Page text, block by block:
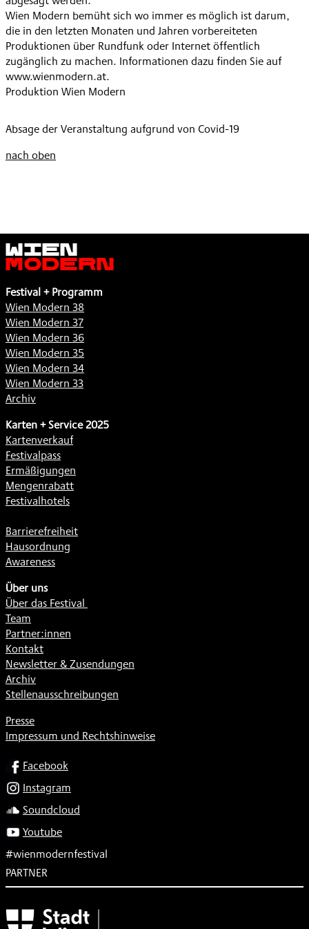
Wien Modern bemüht sich wo immer es möglich ist darum,
die in den letzten Monaten und Jahren vorbereiteten
Produktionen über Rundfunk oder Internet öffentlich
zugänglich zu machen. Informationen dazu finden Sie auf
www.wienmodern.at.
Produktion Wien Modern
Absage der Veranstaltung aufgrund von Covid-19
nach oben
Wien
Modern
Festival + Programm
Wien Modern 38
Wien Modern 37
Wien Modern 36
Wien Modern 35
Wien Modern 34
Wien Modern 33
Archiv
Karten + Service 2025
Kartenverkauf
Festivalpass
Ermäßigungen
Mengenrabatt
Festivalhotels
Barrierefreiheit
Hausordnung
Awareness
Über uns
Über das Festival
Team
Partner:innen
Kontakt
Newsletter & Zusendungen
Archiv
Stellenausschreibungen
Presse
Impressum und Rechtshinweise
SOCIALFacebook
Instagram
Soundcloud
Youtube
#wienmodernfestival
PARTNER
Subventionsgeber